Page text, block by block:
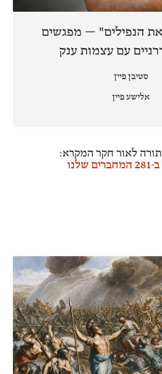
הנפילים" — מפגשים
עם עצמות ענק
סטיבן פיין
אלישע פיין
תורה לאור חקר המקרא:
שלנו